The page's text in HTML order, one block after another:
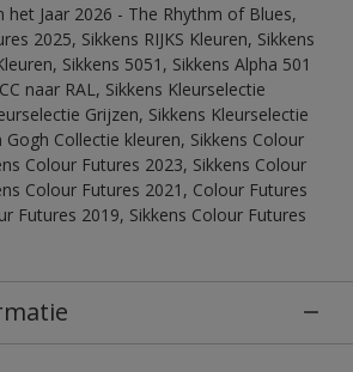
het Jaar 2026 - The Rhythm of Blues,
2025, Sikkens RIJKS Kleuren, Sikkens
Sikkens 5051, Sikkens Alpha 501
naar RAL, Sikkens Kleurselectie
Grijzen, Sikkens Kleurselectie
Gogh Collectie kleuren, Sikkens Colour
Colour Futures 2023, Sikkens Colour
Colour Futures 2021, Colour Futures
Futures 2019, Sikkens Colour Futures